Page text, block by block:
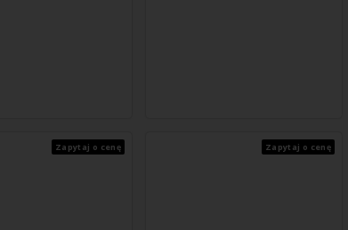
Zapytaj o cenę Zapytaj o cenę